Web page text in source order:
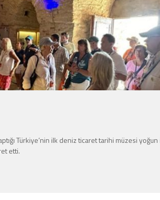
Türkiye’nin ilk deniz ticaret tarihi müzesi
etti.